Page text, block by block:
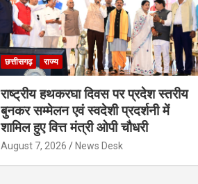
छत्तीसगढ़ राज्य
राष्ट्रीय हथकरघा दिवस पर प्रदेश स्तरीय
बुनकर सम्मेलन एवं स्वदेशी प्रदर्शनी में
शामिल हुए वित्त मंत्री ओपी चौधरी
August 7, 2026 News Desk